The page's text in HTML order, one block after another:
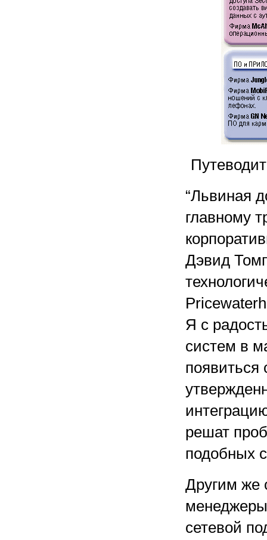
“Львиная
главному
Дэвид
Я с
систем в
появиться
решат
подобных
Другим же
сетевой